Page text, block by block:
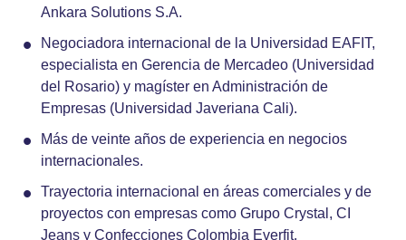
Ankara Solutions S.A.
Negociadora internacional de la Universidad EAFIT,
especialista en Gerencia de Mercadeo (Universidad
del Rosario) y magíster en Administración de
Empresas (Universidad Javeriana Cali).
Más de veinte años de experiencia en negocios
internacionales.
Trayectoria internacional en áreas comerciales y de
proyectos con empresas como Grupo Crystal, CI
Jeans y Confecciones Colombia Everfit.